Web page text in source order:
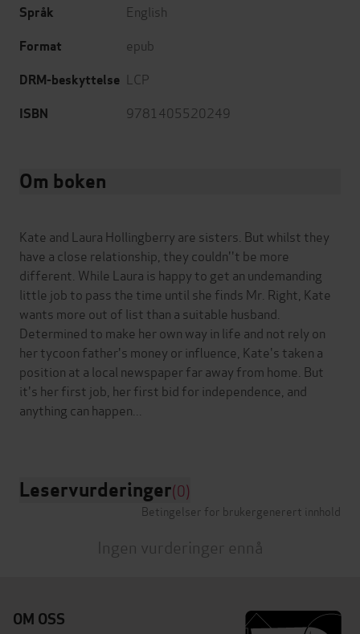
Språk English
Format epub
DRM-beskyttelse LCP
ISBN 9781405520249
Om boken
Kate and Laura Hollingberry are sisters. But whilst they
have a close relationship, they couldn''t be more
different. While Laura is happy to get an undemanding
little job to pass the time until she finds Mr. Right, Kate
wants more out of list than a suitable husband.
Determined to make her own way in life and not rely on
her tycoon father's money or influence, Kate's taken a
position at a local newspaper far away from home. But
it's her first job, her first bid for independence, and
anything can happen...
Leservurderinger(0)
Betingelser for brukergenerert innhold
Ingen vurderinger ennå
OM OSS